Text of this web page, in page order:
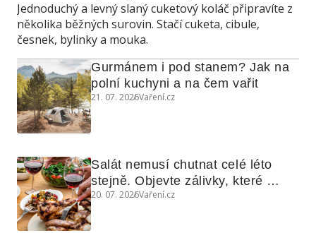
Jednoduchý a levný slaný cuketový koláč připravíte z
několika běžných surovin. Stačí cuketa, cibule,
česnek, bylinky a mouka.
Gurmánem i pod stanem? Jak na
polní kuchyni a na čem vařit
21. 07. 2026Vaření.cz
Salát nemusí chutnat celé léto
stejně. Objevte zálivky, které
využijete i na maso, nudle nebo
20. 07. 2026Vaření.cz